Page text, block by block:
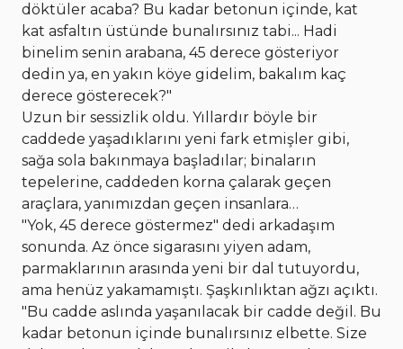
döktüler acaba? Bu kadar betonun içinde, kat
kat asfaltın üstünde bunalırsınız tabi... Hadi
binelim senin arabana, 45 derece gösteriyor
dedin ya, en yakın köye gidelim, bakalım kaç
derece gösterecek?"
Uzun bir sessizlik oldu. Yıllardır böyle bir
caddede yaşadıklarını yeni fark etmişler gibi,
sağa sola bakınmaya başladılar; binaların
tepelerine, caddeden korna çalarak geçen
araçlara, yanımızdan geçen insanlara…
"Yok, 45 derece göstermez" dedi arkadaşım
sonunda. Az önce sigarasını yiyen adam,
parmaklarının arasında yeni bir dal tutuyordu,
ama henüz yakamamıştı. Şaşkınlıktan ağzı açıktı.
"Bu cadde aslında yaşanılacak bir cadde değil. Bu
kadar betonun içinde bunalırsınız elbette. Size